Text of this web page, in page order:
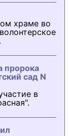
храме во
пророка
сад N
в